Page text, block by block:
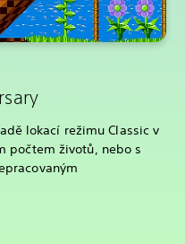
lokací režimu Classic v
počtem životů, nebo s